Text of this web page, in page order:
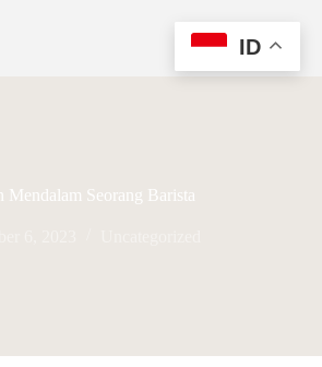
Mendalam Seorang Barista
ID